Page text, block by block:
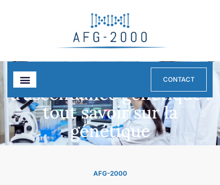
CONTACT
Santé et tests
d'ascendance génétique :
tout savoir sur la
génétique
AFG-2000